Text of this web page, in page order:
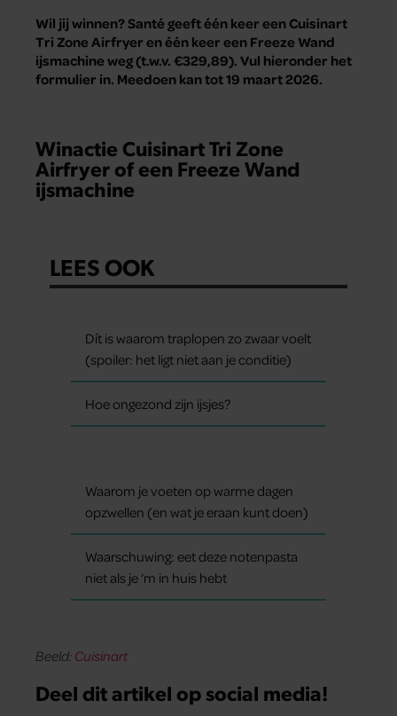
Wil jij winnen? Santé geeft één keer een Cuisinart
Tri Zone Airfryer en één keer een Freeze Wand
ijsmachine weg(t.w.v. €329,89). Vul hieronder het
formulier in. Meedoen kan tot 19 maart 2026.
Winactie Cuisinart Tri Zone
Airfryer of een Freeze Wand
ijsmachine
LEES OOK
Dít is waarom traplopen zo zwaar voelt
(spoiler: het ligt niet aan je conditie)
Hoe ongezond zijn ijsjes?
Waarom je voeten op warme dagen
opzwellen (en wat je eraan kunt doen)
Waarschuwing: eet deze notenpasta
niet als je ‘m in huis hebt
Beeld: Cuisinart
Deel dit artikel op social media!